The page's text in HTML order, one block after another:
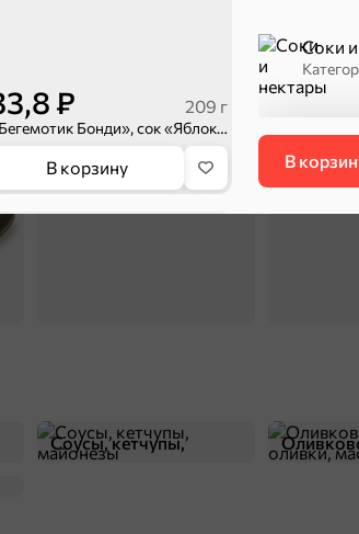
₽ 209 г
«Бегемотик Бонди», сок «Яблоко-Виноград», 0.2л
В корзину
Соки
В
Сухарики и гренки
Соусы, кетчупы,